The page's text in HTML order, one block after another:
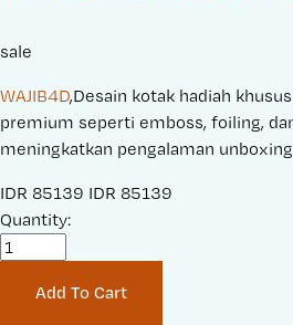
sale
WAJIB4D,Desain kotak hadiah
premium seperti emboss, foiling,
meningkatkan pengalaman
S
a
IDR 85139 O
IDR 85139
Quantity:
Add To Cart